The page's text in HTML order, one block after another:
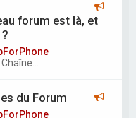
n
é
e
forum est là, et
du Forum